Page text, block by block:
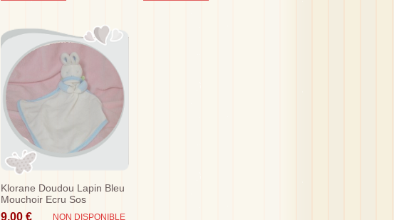
Klorane Doudou Lapin Bleu
Mouchoir Ecru Sos
9,00 € NON DISPONIBLE